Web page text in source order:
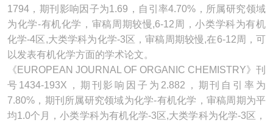
1794，期刊影响因子为1.69，自引率4.70%，所属研究领域
为化学-有机化学，审稿周期较慢,6-12周，小类学科为有机
化学-4区,大类学科为化学-3区，审稿周期较慢,在6-12周，可
以发表有机化学方面的学术论文。
《EUROPEAN JOURNAL OF ORGANIC CHEMISTRY》刊
号1434-193X，期刊影响因子为2.882，期刊自引率为
7.80%，期刊所属研究领域为化学-有机化学，审稿周期为平
均1.0个月，小类学科为有机化学-3区,大类学科为化学-3区，